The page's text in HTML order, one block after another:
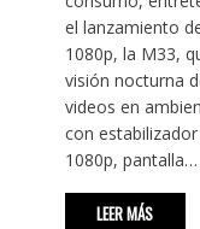
el lanzamiento
1080p, la M33,
visión nocturna
videos en
con
1080p, pantalla…
LEER MÁS